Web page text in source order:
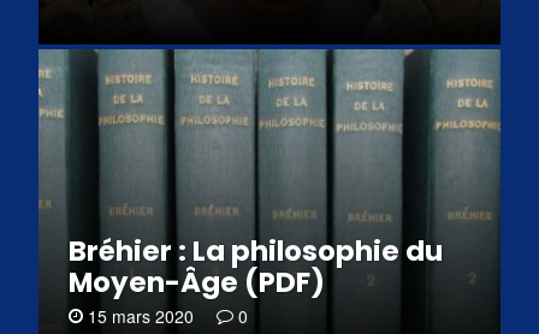
Bréhier : La philosophie du
Moyen-Âge (PDF)
15 mars 2020 0